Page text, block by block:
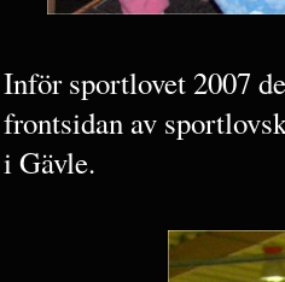
Inför sportlovet 2007
frontsidan av
i Gävle.